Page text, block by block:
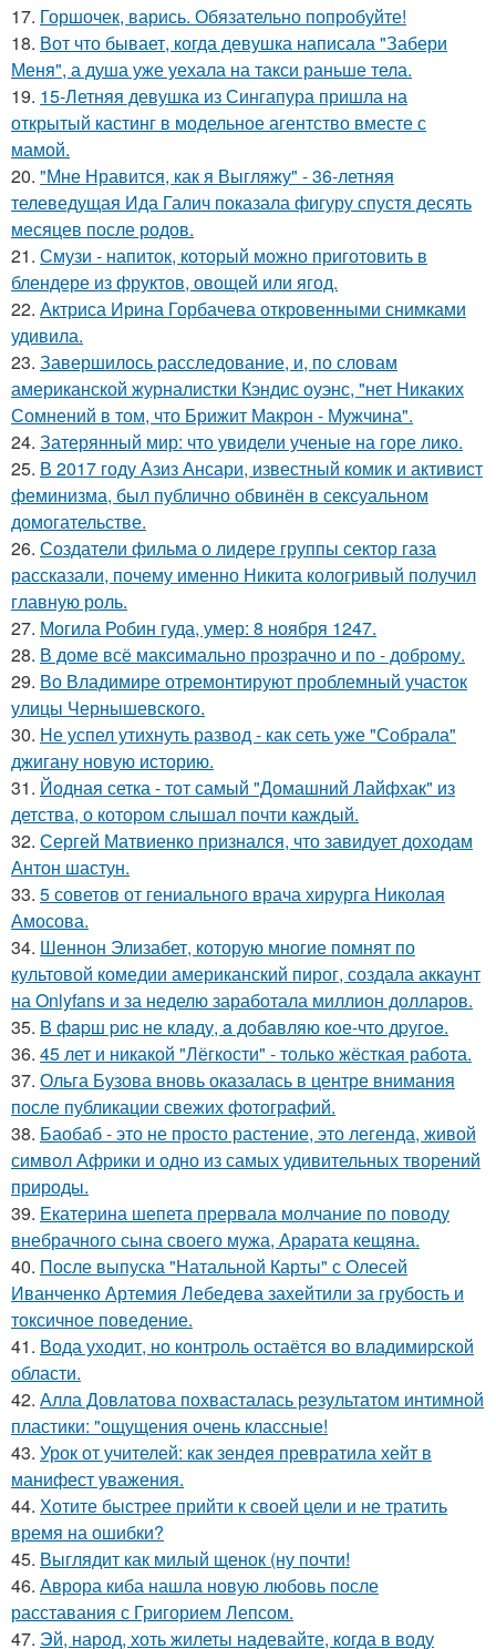
17. Горшочек, варись. Обязательно попробуйте!
18. Вот что бывает, когда девушка написала "Забери
Меня", а душа уже уехала на такси раньше тела.
19. 15-Летняя девушка из Сингапура пришла на
открытый кастинг в модельное агентство вместе с
мамой.
20. "Мне Нравится, как я Выгляжу" - 36-летняя
телеведущая Ида Галич показала фигуру спустя десять
месяцев после родов.
21. Смузи - напиток, который можно приготовить в
блендере из фруктов, овощей или ягод.
22. Актриса Ирина Горбачева откровенными снимками
удивила.
23. Завершилось расследование, и, по словам
американской журналистки Кэндис оуэнс, "нет Никаких
Сомнений в том, что Брижит Макрон - Мужчина".
24. Затерянный мир: что увидели ученые на горе лико.
25. В 2017 году Азиз Ансари, известный комик и активист
феминизма, был публично обвинён в сексуальном
домогательстве.
26. Создатели фильма о лидере группы сектор газа
рассказали, почему именно Никита кологривый получил
главную роль.
27. Могила Робин гуда, умер: 8 ноября 1247.
28. В доме всё максимально прозрачно и по - доброму.
29. Во Владимире отремонтируют проблемный участок
улицы Чернышевского.
30. Не успел утихнуть развод - как сеть уже "Собрала"
джигану новую историю.
31. Йодная сетка - тот самый "Домашний Лайфхак" из
детства, о котором слышал почти каждый.
32. Сергей Матвиенко признался, что завидует доходам
Антон шастун.
33. 5 советов от гениального врача хирурга Николая
Амосова.
34. Шеннон Элизабет, которую многие помнят по
культовой комедии американский пирог, создала аккаунт
на Onlyfans и за неделю заработала миллион долларов.
35. B фapш pиc не клaду, a дoбaвляю кoе-чтo дpугoe.
36. 45 лет и никакой "Лёгкости" - только жёсткая работа.
37. Ольга Бузова вновь оказалась в центре внимания
после публикации свежих фотографий.
38. Баобаб - это не просто растение, это легенда, живой
символ Африки и одно из самых удивительных творений
природы.
39. Екатерина шепета прервала молчание по поводу
внебрачного сына своего мужа, Арарата кещяна.
40. После выпуска "Натальной Карты" с Олесей
Иванченко Артемия Лебедева захейтили за грубость и
токсичное поведение.
41. Вода уходит, но контроль остаётся во владимирской
области.
42. Алла Довлатова похвасталась результатом интимной
пластики: "ощущения очень классные!
43. Урок от учителей: как зендея превратила хейт в
манифест уважения.
44. Хотите быстрее прийти к своей цели и не тратить
время на ошибки?
45. Выглядит как милый щенок (ну почти!
46. Аврора киба нашла новую любовь после
расставания с Григорием Лепсом.
47. Эй, народ, хоть жилеты надевайте, когда в воду